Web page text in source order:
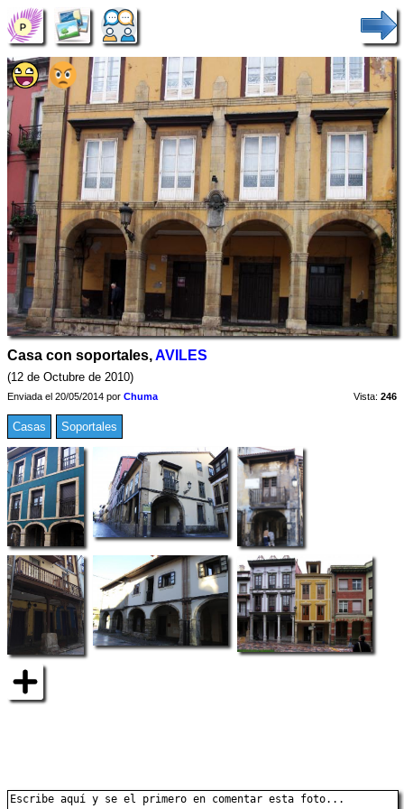
Casa con soportales,AVILES
(12 de Octubre de 2010)
Enviada el 20/05/2014 por Chuma Vista: 246
Casas Soportales